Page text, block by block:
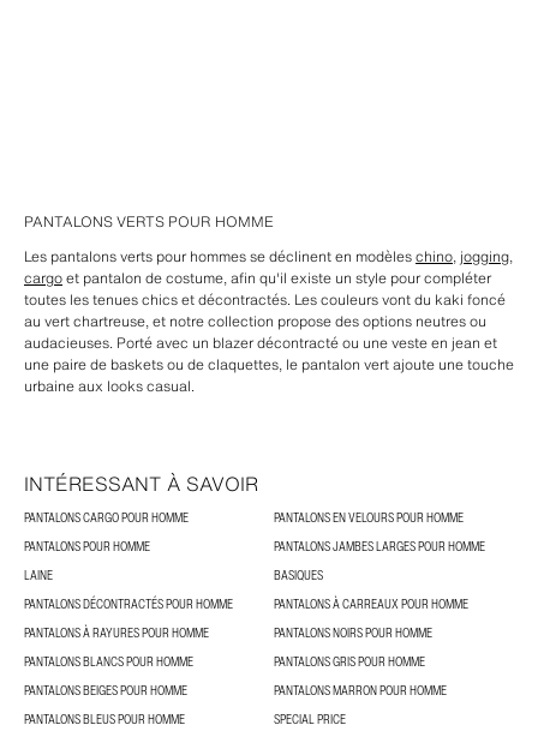
PANTALONS VERTS POUR HOMME
Les pantalons verts pour hommes se déclinent en modèleschino, jogging,
cargoet pantalon de costume, afin qu'il existe un style pour compléter
toutes les tenues chics et décontractés. Les couleurs vont du kaki foncé
au vert chartreuse, et notre collection propose des options neutres ou
audacieuses. Porté avec un blazer décontracté ou une veste en jean et
une paire de baskets ou de claquettes, le pantalon vert ajoute une touche
urbaine aux looks casual.
INTÉRESSANT À SAVOIR
PANTALONS CARGO POUR HOMME
PANTALONS EN VELOURS POUR HOMME
PANTALONS POUR HOMME
PANTALONS JAMBES LARGES POUR HOMME
LAINE
BASIQUES
PANTALONS DÉCONTRACTÉS POUR HOMME
PANTALONS À CARREAUX POUR HOMME
PANTALONS À RAYURES POUR HOMME
PANTALONS NOIRS POUR HOMME
PANTALONS BLANCS POUR HOMME
PANTALONS GRIS POUR HOMME
PANTALONS BEIGES POUR HOMME
PANTALONS MARRON POUR HOMME
PANTALONS BLEUS POUR HOMME
SPECIAL PRICE